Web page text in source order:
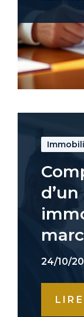
24/10/